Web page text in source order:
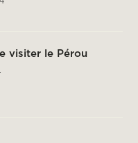
visiter le Pérou